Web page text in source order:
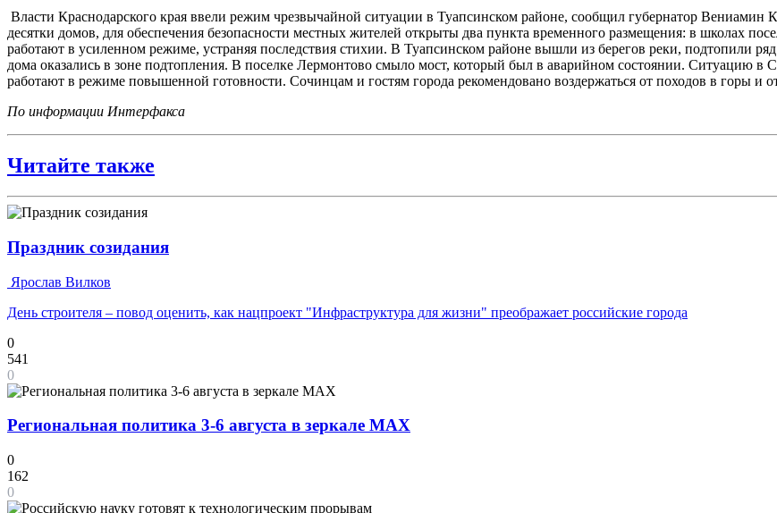
Власти Краснодарского края ввели режим чрезвычайной ситуации в Туапсинском районе, сообщил губернатор Вениамин
десятки домов, для обеспечения безопасности местных жителей открыты два пункта временного размещения: в школах
работают в усиленном режиме, устраняя последствия стихии. В Туапсинском районе вышли из берегов реки, подтопили
дома оказались в зоне подтопления. В поселке Лермонтово смыло мост, который был в аварийном состоянии. Ситуацию в
работают в режиме повышенной готовности. Сочинцам и гостям города рекомендовано воздержаться от походов в горы и
По информации Интерфакса
Читайте также
Праздник созидания
Ярослав Вилков
День строителя – повод оценить, как нацпроект "Инфраструктура для жизни" преображает российские города
0
541
0
Региональная политика 3-6 августа в зеркале MAX
0
162
0